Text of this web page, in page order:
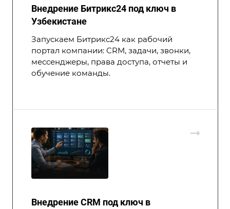
Внедрение Битрикс24 под ключ в
Узбекистане
Запускаем Битрикс24 как рабочий
портал компании: CRM, задачи, звонки,
мессенджеры, права доступа, отчеты и
обучение команды.
Внедрение CRM под ключ в